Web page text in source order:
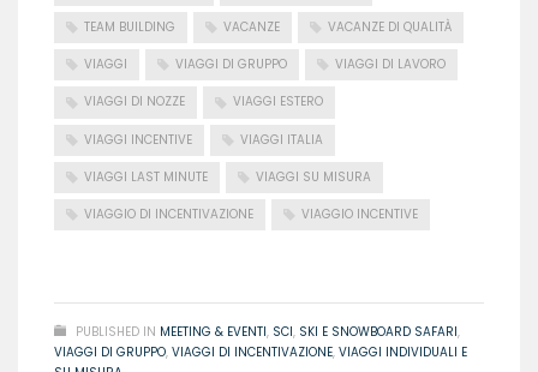
TEAM BUILDING VACANZE VACANZE DI QUALITÀ
VIAGGI VIAGGI DI GRUPPO VIAGGI DI LAVORO
VIAGGI DI NOZZE VIAGGI ESTERO
VIAGGI INCENTIVE VIAGGI ITALIA
VIAGGI LAST MINUTE VIAGGI SU MISURA
VIAGGIO DI INCENTIVAZIONE VIAGGIO INCENTIVE
PUBLISHED IN MEETING & EVENTI, SCI, SKI E SNOWBOARD SAFARI,
VIAGGI DI GRUPPO, VIAGGI DI INCENTIVAZIONE, VIAGGI INDIVIDUALI E